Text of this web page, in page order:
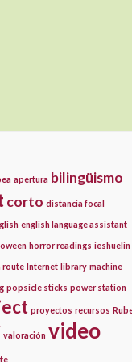
apertura bilingüismo
corto distancia focal
english language assistant
horror readings ieshuelin
route Internet library machine
popsicle sticks power station
proyectos recursos
valoración video